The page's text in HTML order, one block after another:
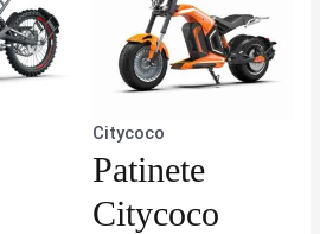
Citycoco
Patinete
Citycoco